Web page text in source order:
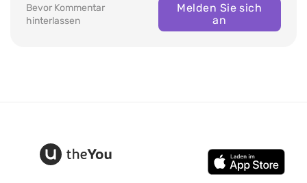
Bevor Kommentar
hinterlassen
Melden Sie sich
an